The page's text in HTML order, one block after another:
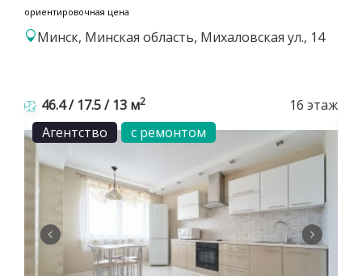
ориентировочная цена
Минск, Минская область, Михаловская ул., 14
46.4 / 17.5 / 13 м2
16 этаж
Агентство
с ремонтом